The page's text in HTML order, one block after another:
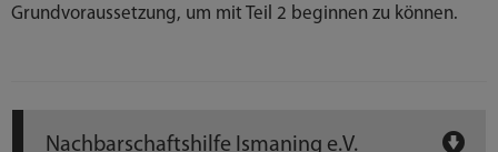
Grundvoraussetzung, um mit Teil 2 beginnen zu können.
Nachbarschaftshilfe Ismaning e.V.